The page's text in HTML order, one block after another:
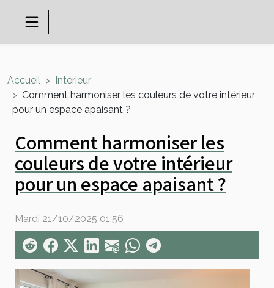
Accueil
Intérieur
Comment harmoniser les couleurs de votre intérieur
pour un espace apaisant ?
Comment harmoniser les
couleurs de votre intérieur
pour un espace apaisant ?
Mardi 21/10/2025 01:56